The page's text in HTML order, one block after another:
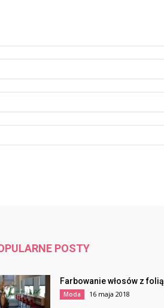
POSTY
Farbowanie włosów z folią
Moda 16 maja 2018